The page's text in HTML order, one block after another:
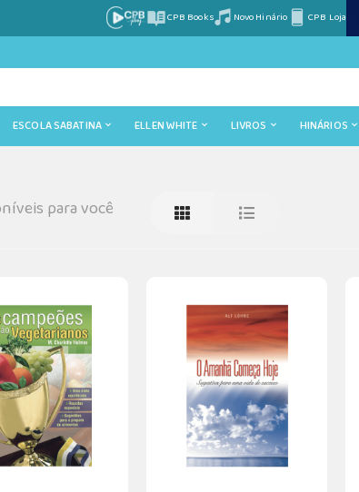
CPB Books Novo Hinário CPB Loja
ESCOLA SABATINA ELLEN WHITE LIVROS HINÁRIOS
para você